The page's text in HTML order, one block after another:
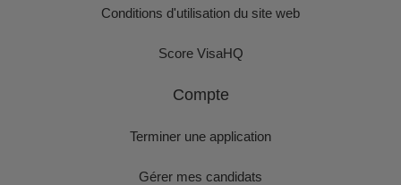
Conditions d'utilisation du site web
Score VisaHQ
Compte
Terminer une application
Gérer mes candidats